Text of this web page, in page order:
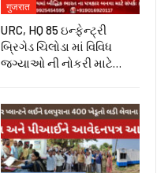
गुजरात
URC, HQ 85 ઇન્ફેન્ટ્રી
બ્રિગેડ ચિલોડા માં વિવિધ
જગ્યાઓ ની નોકરી માટે…